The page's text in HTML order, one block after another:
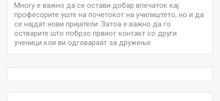
Многу е важно да се остави добар впечаток кај
професорите уште на почетокот на училиштето, но и да
се најдат нови пријатели. Затоа е важно да го
остварите што побрзо првиот контакт со други
ученици кои ви одговараат за дружење.